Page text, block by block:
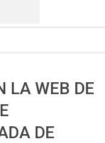
LA WEB DE
DE